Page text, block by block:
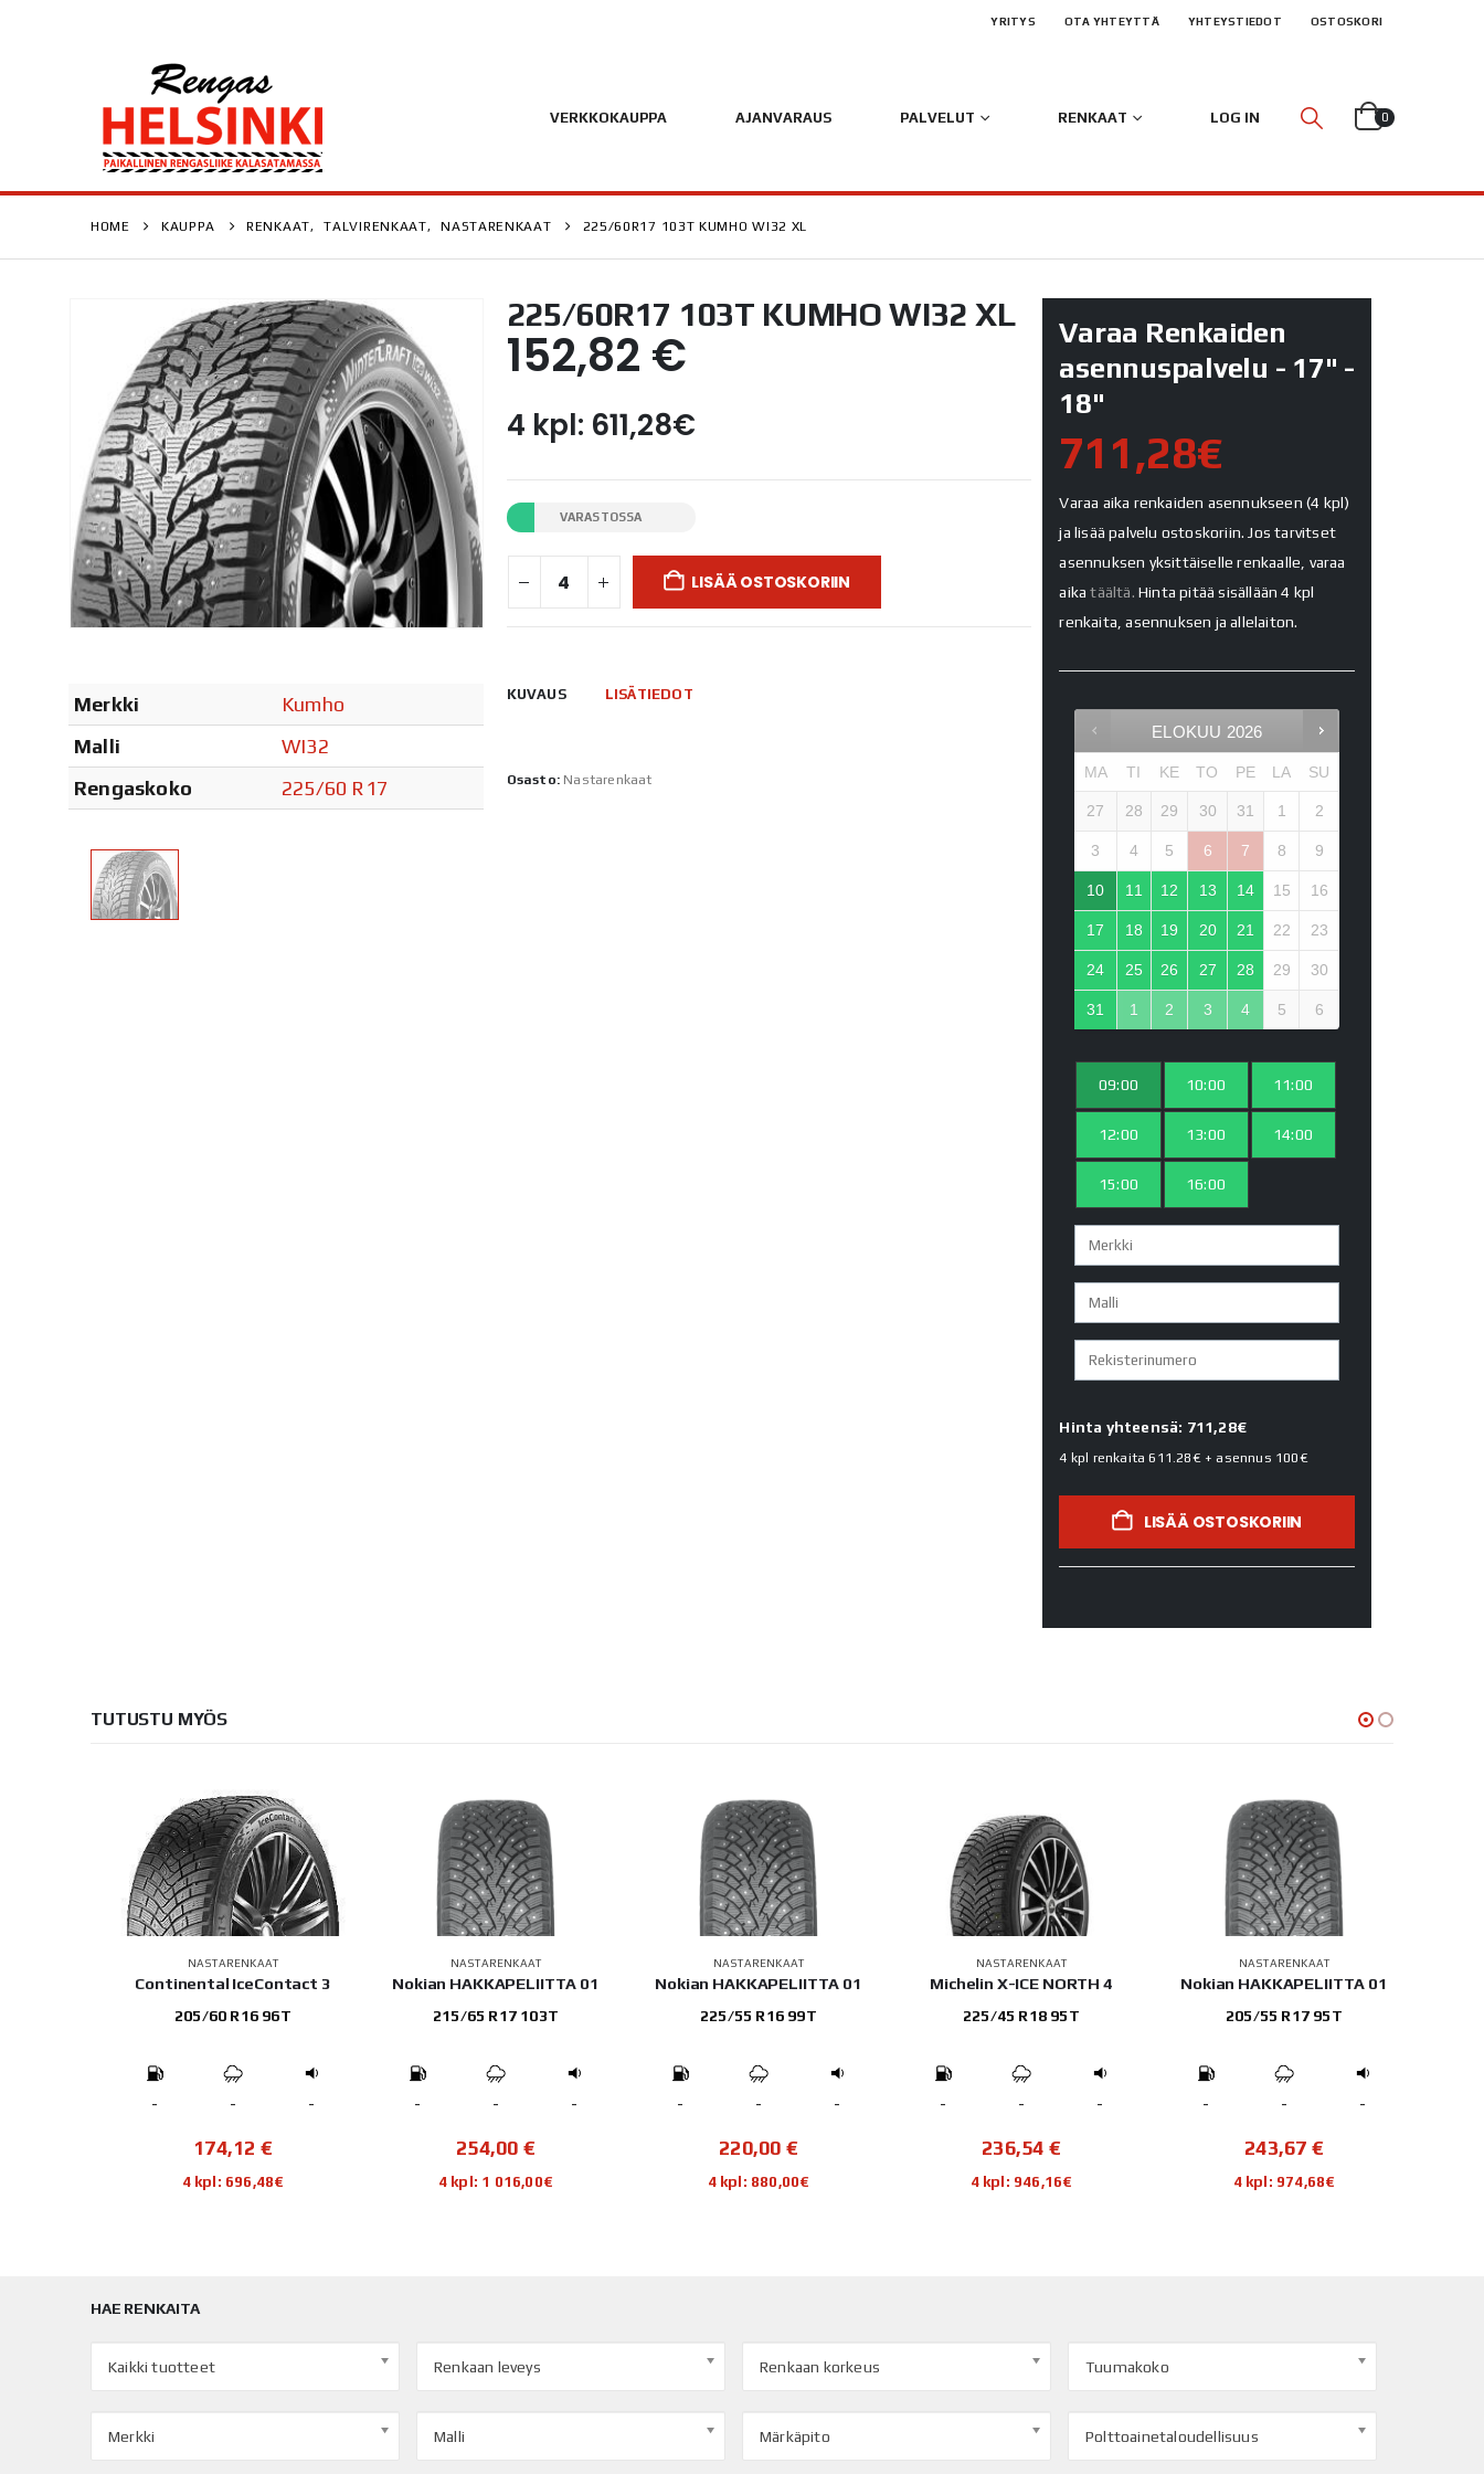
YRITYS OTA YHTEYTTÄ YHTEYSTIEDOT OSTOSKORI
VERKKOKAUPPA AJANVARAUS PALVELUT RENKAAT LOG IN 0
HOME KAUPPA RENKAAT, TALVIRENKAAT, NASTARENKAAT 225/60R17 103T KUMHO WI32 XL
Merkki
Kumho
Malli
WI32
Rengaskoko
225/60 R17
225/60R17 103T KUMHO WI32 XL
152,82 €
4 kpl: 611,28€
VARASTOSSA
LISÄÄ OSTOSKORIIN
KUVAUS LISÄTIEDOT
Osasto: Nastarenkaat
Varaa Renkaiden
asennuspalvelu - 17" -
18"
711,28€
Varaa aika renkaiden asennukseen (4 kpl)
ja lisää palvelu ostoskoriin. Jos tarvitset
asennuksen yksittäiselle renkaalle, varaa
aikatäältä. Hinta pitää sisällään 4 kpl
renkaita, asennuksen ja allelaiton.
ELOKUU 2026
MA TI KE TO PE LA SU
27 28 29 30 31 1 2
3 4 5 6 7 8 9
10 11 12 13 14 15 16
17 18 19 20 21 22 23
24 25 26 27 28 29 30
31 1 2 3 4 5 6
09:00 10:00 11:00
12:00 13:00 14:00
15:00 16:00
Hinta yhteensä: 711,28€
4 kpl renkaita611.28€+ asennus 100€
LISÄÄ OSTOSKORIIN
TUTUSTU MYÖS
NASTARENKAAT
Nokian HAKKAPELIITTA 01
215/65 R17 103T
- - -
254,00 €
4 kpl: 1 016,00€
NASTARENKAAT
Nokian HAKKAPELIITTA 01
225/55 R16 99T
- - -
220,00 €
4 kpl: 880,00€
NASTARENKAAT
Michelin X-ICE NORTH 4
225/45 R18 95T
- - -
236,54 €
4 kpl: 946,16€
NASTARENKAAT
Nokian HAKKAPELIITTA 01
205/55 R17 95T
- - -
243,67 €
4 kpl: 974,68€
NASTARENKAAT
Yokohama IG65
225/55 R18 102T
- - -
167,62 €
4 kpl: 670,48€
HAE RENKAITA
Kaikki tuotteet Renkaan leveys Renkaan korkeus Tuumakoko
Merkki Malli Märkäpito Polttoainetaloudellisuus